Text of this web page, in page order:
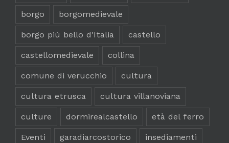
borgo borgomedievale
borgo più bello d'Italia castello
castellomedievale collina
comune di verucchio cultura
cultura etrusca cultura villanoviana
culture dormirealcastello età del ferro
Eventi garadiarcostorico insediamenti